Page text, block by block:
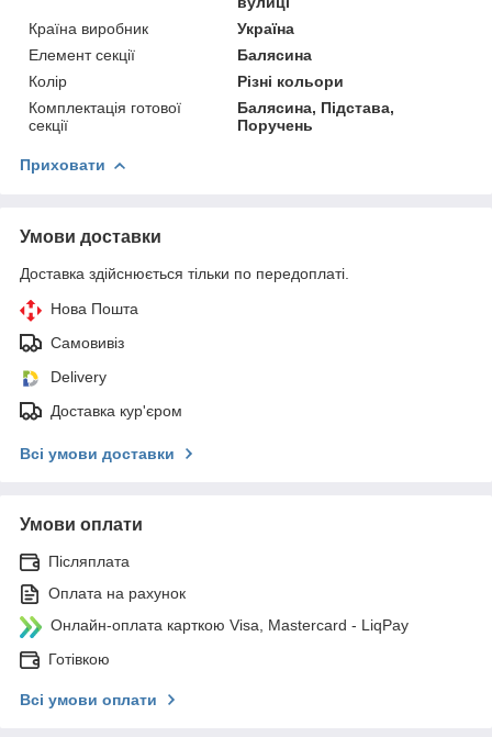
Країна виробник
Україна
Елемент секції
Балясина
Колір
Різні кольори
Комплектація готової
секції
Балясина, Підстава,
Поручень
Приховати
Умови доставки
Доставка здійснюється тільки по передоплаті.
Нова Пошта
Самовивіз
Delivery
Доставка кур'єром
Всі умови доставки
Умови оплати
Післяплата
Оплата на рахунок
Онлайн-оплата карткою Visa, Mastercard - LiqPay
Готівкою
Всі умови оплати